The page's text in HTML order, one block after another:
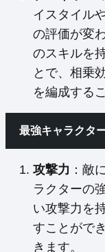
イスタイル
の評価が変
のスキルを
とで、相乗
を編成する
最強キャラクタ
攻撃力 ：敵
ラクターの
い攻撃力を
すことがで
きます。